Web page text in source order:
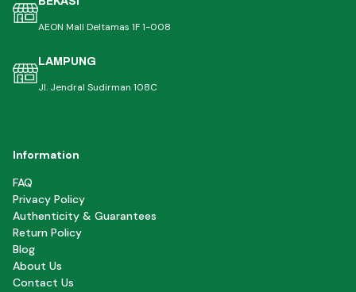
AEON Mall Deltamas 1F 1-008
LAMPUNG
Jl. Jendral Sudirman 108C
Information
FAQ
Privacy Policy
Authenticity & Guarantees
Return Policy
Blog
About Us
Contact Us